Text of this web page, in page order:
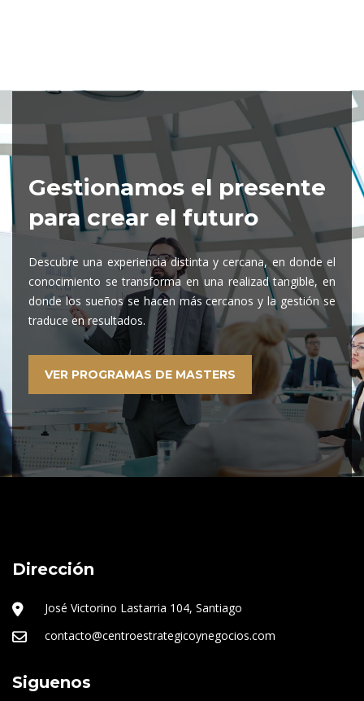
Gestionamos el presente
para crear el futuro
Descubre una experiencia distinta y cercana, en donde el
conocimiento se transforma en una realizad tangible, en
donde los sueños se hacen más cercanos y la gestión se
traduce en resultados.
VER PROGRAMAS DE MASTERS
Dirección
José Victorino Lastarria 104, Santiago
contacto@centroestrategicoynegocios.com
Siguenos